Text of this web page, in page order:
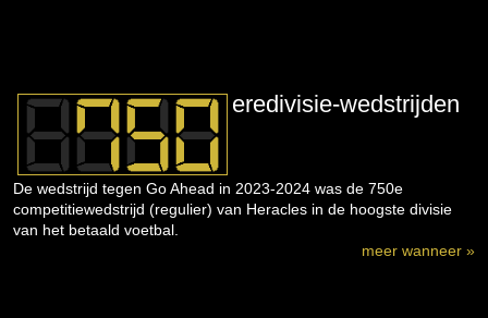
eredivisie-wedstrijden
De wedstrijd tegen Go Ahead in 2023-2024 was de 750e
competitiewedstrijd (regulier) van Heracles in de hoogste divisie
van het betaald voetbal.
meer wanneer »